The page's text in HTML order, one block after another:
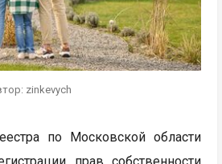
zinkevych
по Московской области